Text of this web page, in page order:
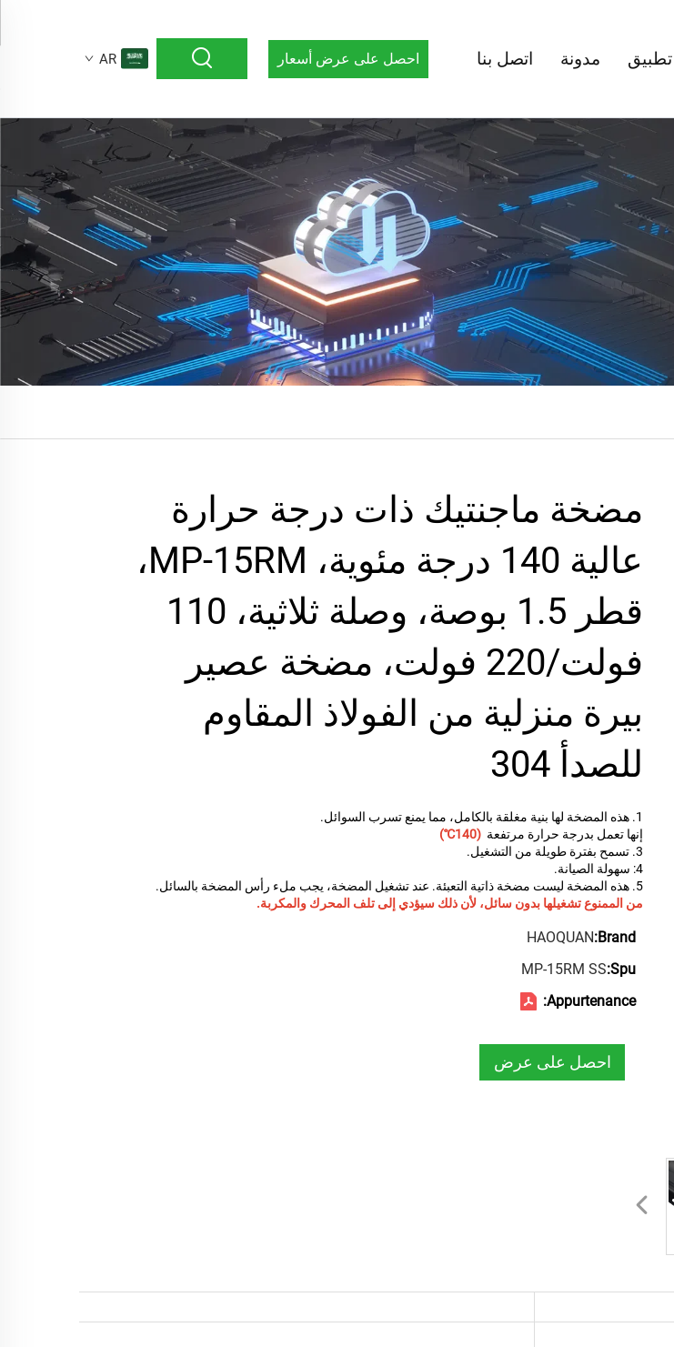
تطبيق مدونة اتصل بنا احصل على عرض أسعار AR
مضخة ماجنتيك ذات درجة حرارة
عالية 140 درجة مئوية، MP-15RM،
قطر 1.5 بوصة، وصلة ثلاثية، 110
فولت/220 فولت، مضخة عصير
بيرة منزلية من الفولاذ المقاوم
للصدأ 304
1. هذه المضخة لها بنية مغلقة بالكامل، مما يمنع تسرب السوائل.
إنها تعمل بدرجة حرارة مرتفعة (140℃)
3. تسمح بفترة طويلة من التشغيل.
4: سهولة الصيانة.
5. هذه المضخة ليست مضخة ذاتية التعبئة. عند تشغيل المضخة، يجب ملء رأس المضخة بالسائل.
من الممنوع تشغيلها بدون سائل، لأن ذلك سيؤدي إلى تلف المحرك والمكربة.
Brand:
HAOQUAN
Spu:
MP-15RM SS
Appurtenance:
احصل على عرض